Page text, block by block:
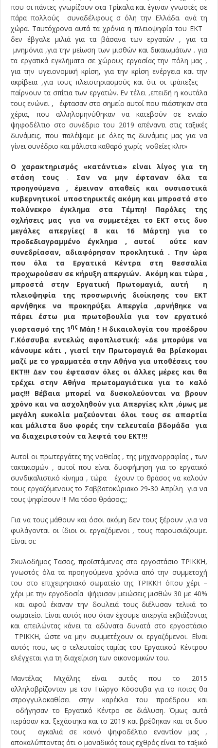
που οι πάντες γνωρίζουν στα Τρίκαλα και έγιναν γνωστές σε
πάρα πολλούς συναδέλφους σ όλη την Ελλάδα. ανά τη
χώρα. Ταυτόχρονα αυτά τα χρόνια η πλειοψηφία του ΕΚΤ
δεν έβγαλε μιλιά για τα βάσανα των εργατών , για τα
μνημόνια ,για την μείωση των μισθών και δικαιωμάτων . για
τα εργατικά εγκλήματα σε χώρους εργασίας την πόλη μας ,
για την υγειονομική κρίση, για την κρίση ενέργεια και την
ακρίβεια ,για τους πλειστηριασμούς και ότι οι τράπεζες
παίρνουν τα σπίτια των εργατών. Εν τέλει ,επειδή η κουτάλα
τους ενώνει , έφτασαν στο σημείο αυτοί που πιάστηκαν στα
χέρια, που αλληλομηνύθηκαν να κατεβούν σε ενιαίο
ψηφοδέλτιο στο συνέδριο του 2019 απέναντι στις ταξικές
δυνάμεις, που παλέψαμε με όλες τις δυνάμεις μας για να
γίνει συνέδριο και μάλιστα καθαρό χωρίς νοθείες κλπ»
Ο χαρακτηρισμός «κατάντια» είναι λίγος για τη
στάση τους . Σαν να μην έφταναν όλα τα
προηγούμενα , έμειναν απαθείς και ουσιαστικά
κυβερνητικοί υποστηρικτές ακόμη και μπροστά στο
πολύνεκρο έγκλημα στα Τέμπη! Παρόλες της
οχλήσεις μας
για να συμμετέχει το ΕΚΤ στις δυο
μεγάλες απεργίες( 8 και 16 Μάρτη) για το
προδεδιαγραμμένο έγκλημα , αυτοί ούτε καν
συνεδρίασαν, αδιαφόρησαν προκλητικά . Την ώρα
που όλα τα Εργατικά Κέντρα στη Θεσσαλία
προχωρούσαν σε κήρυξη απεργιών. Ακόμη και τώρα ,
μπροστά στην Εργατική Πρωτομαγιά, αυτή η
πλειοψηφία της προσωρινής διοίκησης του ΕΚΤ
αρνήθηκε να προκηρύξει Απεργία ,αρνήθηκε να
πάρει έστω μια πρωτοβουλία για τον εργατικό
γιορτασμό της 1ης Μάη ! Η δικαιολογία του προέδρου
Γ.Κόσσυβα εντελώς αφοπλιστική: «Δε μπορύμε να
κάνουμε κάτι , γιατί την Πρωτομαγιά θα βρίσκομαι
μαζί με το γραμματέα στην Αθήνα για υποθέσεις του
ΕΚΤ!!! Δεν του έφτασαν όλες οι άλλες μέρες και θα
τρέχει στην Αθήνα πρωτομαγιάτικα για το καλό
μας!!! Βέβαια μπορεί να δυσκολεύονται να βρουν
χρόνο και να ασχοληθούν για Απεργίες κλπ ,όμως με
μεγάλη ευκολία μαζεύονται όλοι τους σε απαρτία
και μάλιστα δυο φορές την τελευταία βδομάδα για
να διαχειριστούν τα λεφτά του ΕΚΤ!!!
Αυτοί οι πρωτεργάτες της νοθείας , της μηχανορραφίας , των
τακτικισμών , αυτοί που είναι δυσφήμηση για το εργατικό
συνδικαλιστικό κίνημα , τώρα έχουν το θράσος να καλούν
τους εργαζόμενους το Σαββατοκύριακο 29-30 Απρίλη για να
τους ψηφίσουν !!! Μα τόσο θράσος;;;
Για να τους μάθουν και όσοι ακόμη δεν τους ξέρουν ,για να
φυλάγονται οι ίδιοι οι εργαζόμενοι , τους παρουσιάζουμε.
Είναι οι:
Σκυλοδήμος Τασος, προϊστάμενος στο εργοστάσιο ΤΡΙΚΚΗ,
γνωστός όλα τα προηγούμενα χρόνια από την συμμετοχή
του στο επιχειρησιακό σωματείο της ΤΡΙΚΚΗ όπου χέρι –
χέρι με την εργοδοσία ψήφισαν μειώσεις μισθών 30 με 40%
και αφού έκαναν την δουλειά τους διέλυσαν τελικά το
σωματείο. Είναι αυτός που όταν έχουμε απεργία εκβιάζοντας
και απειλώντας κάνει τα αδύνατα δυνατά στο εργοστάσιο
ΤΡΙΚΚΗ, ώστε να μην συμμετέχουν οι εργαζόμενοι. Είναι
αυτός που, ως ο τελευταίος ταμίας του Εργατικού Κέντρου
ελέγχεται για τη διαχείριση των οικονομικών του.
Μαντέλας Μιχάλης είναι αυτός που το 2015
αλληλοβρίζονταν με τον Γιώργο Κόσσυβα για το ποιος θα
στρογγυλοκαθίσει στην καρέκλα του προέδρου και
οδήγησαν το Εργατικό Κέντρο σε διάλυση. Όμως αυτά
περάσαν και ξεχάστηκα και το 2019 και βρέθηκαν και οι δυο
τους αγκαλιά σε κοινό ψηφοδέλτιο εναντίον μας ,
αποκαλύπτοντας ότι ο μοναδικός τους εχθρός είναι το ταξικό